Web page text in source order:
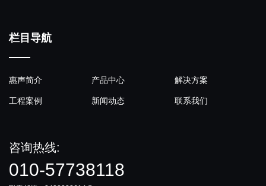
栏目导航
惠声简介 产品中心 解决方案
工程案例 新闻动态 联系我们
咨询热线:
010-57738118